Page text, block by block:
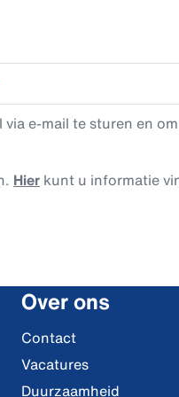
e-mail te sturen en
Hier kunt u informatie
Over ons
Contact
Vacatures
Duurzaamheid